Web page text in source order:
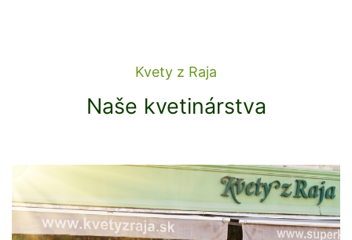
Kvety z Raja
Naše kvetinárstva